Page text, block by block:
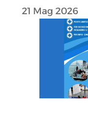
21 Mag 2026